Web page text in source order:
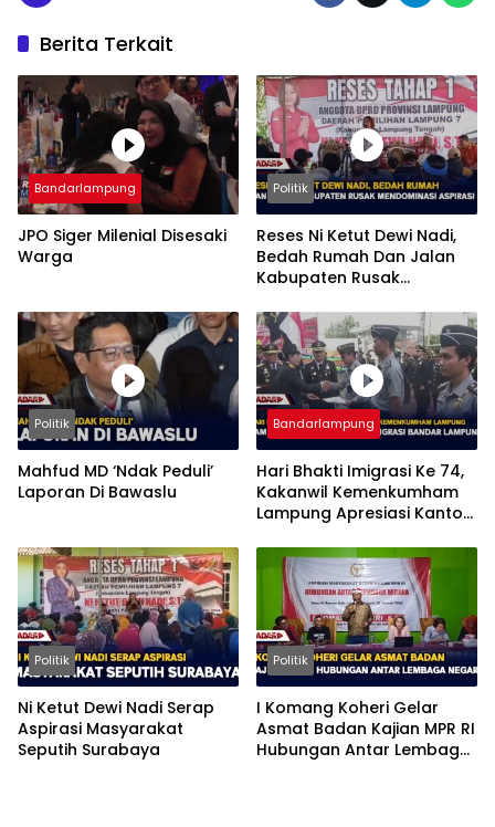
Berita Terkait
Bandarlampung
JPO Siger Milenial Disesaki
Warga
Politik
Reses Ni Ketut Dewi Nadi,
Bedah Rumah Dan Jalan
Kabupaten Rusak
Politik
Mahfud MD ‘Ndak Peduli’
Laporan Di Bawaslu
Bandarlampung
Hari Bhakti Imigrasi Ke 74,
Kakanwil Kemenkumham
Lampung Apresiasi Kantor
Politik
Ni Ketut Dewi Nadi Serap
Aspirasi Masyarakat
Seputih Surabaya
Politik
I Komang Koheri Gelar
Asmat Badan Kajian MPR RI
Hubungan Antar Lembaga